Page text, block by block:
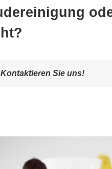
Kontaktieren Sie uns!